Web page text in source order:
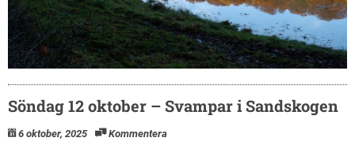
Söndag 12 oktober – Svampar i Sandskogen
6 oktober, 2025 Kommentera